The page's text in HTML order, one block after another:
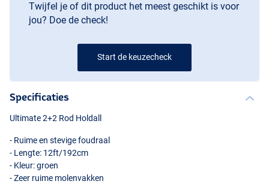
Twijfel je of dit product het meest geschikt is voor
jou? Doe de check!
Start de keuzecheck
Specificaties
Ultimate 2+2 Rod Holdall
- Ruime en stevige foudraal
- Lengte: 12ft/192cm
- Kleur: groen
- Zeer ruime molenvakken